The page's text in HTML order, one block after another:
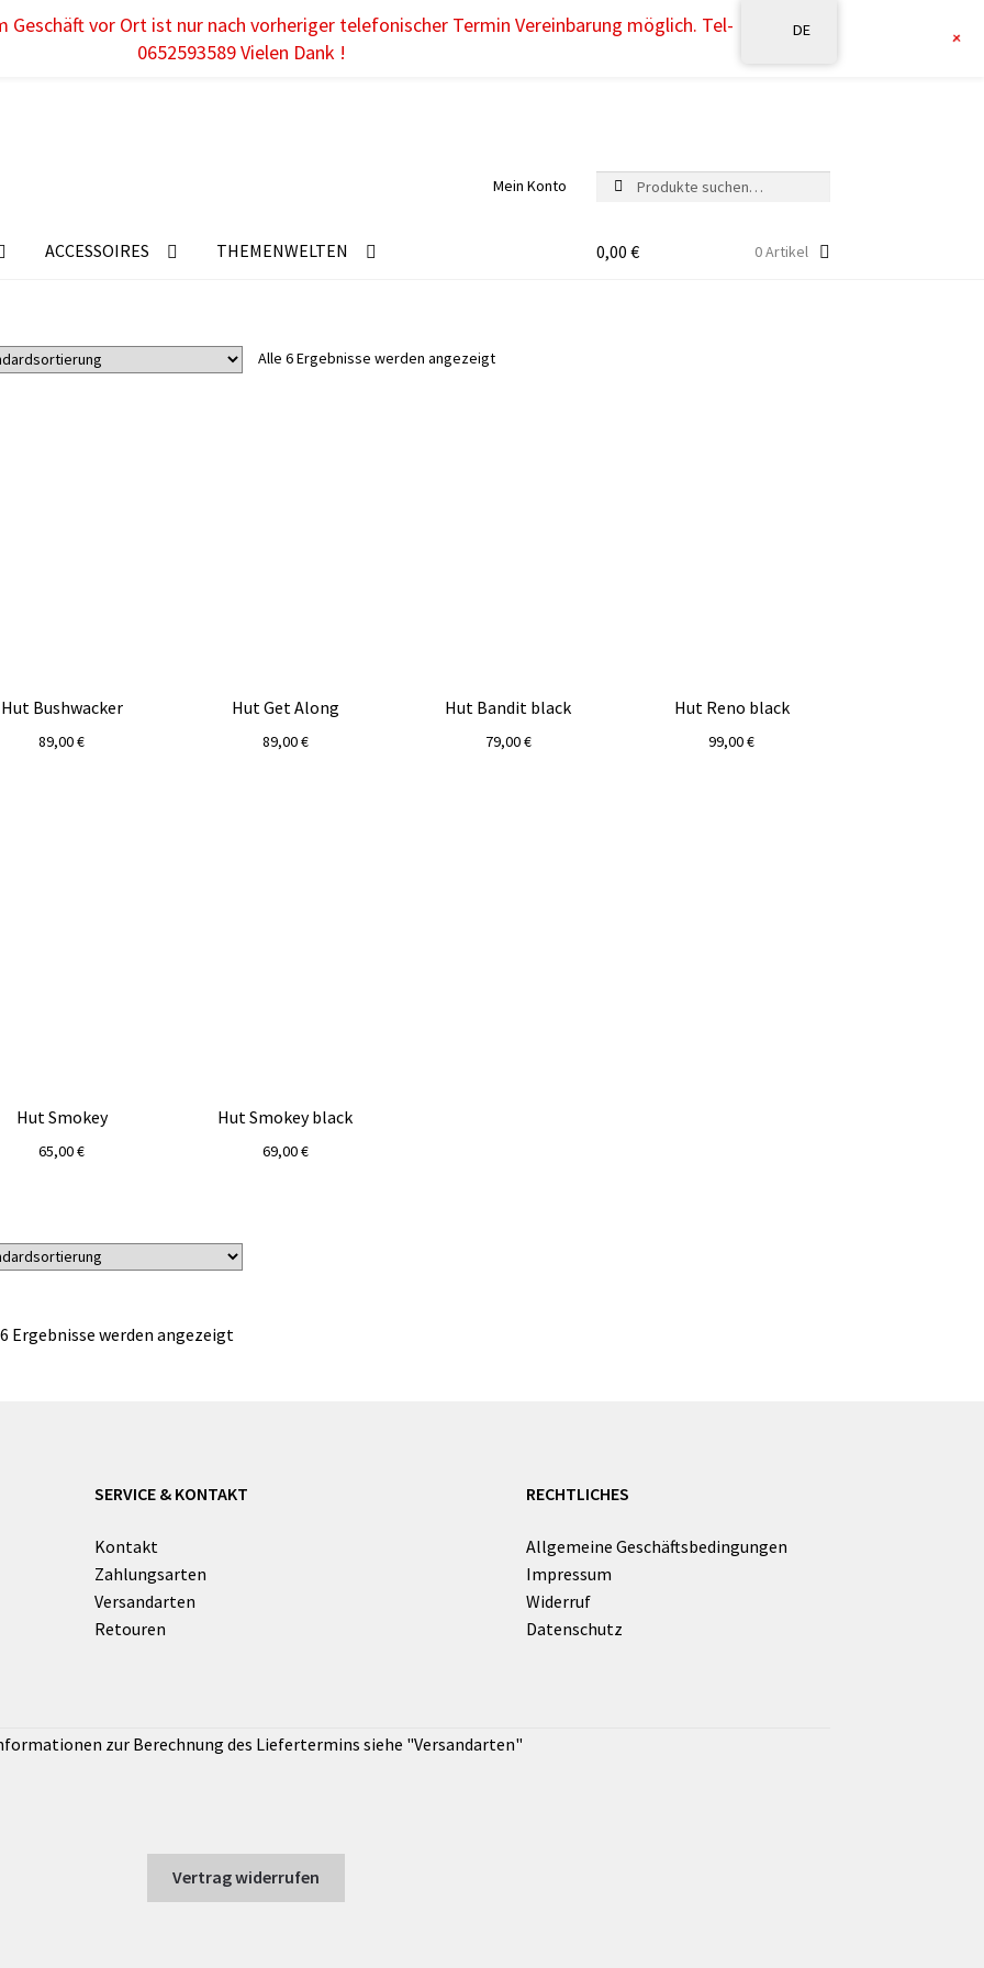
Suche
Suche
Mein Konto
ACCESSOIRES THEMENWELTEN 0,00€ 0 Artikel
Alle 6 Ergebnisse werden angezeigt
Hut Bushwacker
89,00€
Hut Get Along
89,00€
Hut Bandit black
79,00€
Hut Reno black
99,00€
Hut Smokey
65,00€
Hut Smokey black
69,00€
Ergebnisse werden angezeigt
SERVICE & KONTAKT
Kontakt
Zahlungsarten
Versandarten
Retouren
RECHTLICHES
Allgemeine Geschäftsbedingungen
Impressum
Widerruf
Datenschutz
Vertrag widerrufen
Geschäft vor Ort ist nur nach vorheriger telefonischer Termin Vereinbarung möglich. Tel-
0652593589 Vielen Dank !
+
DE